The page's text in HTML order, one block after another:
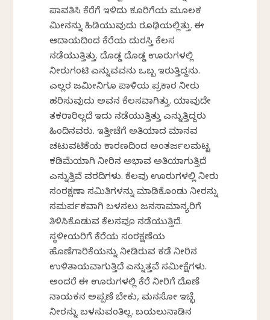
ಪಾವತಿಸಿ ಕೆರೆಗೆ ಇಳಿದು ಕೂರಿಗೆಯ ಮೂಲಕ
ಮೀನನ್ನು ಹಿಡಿಯುವುದು ರೂಢಿಯಲ್ಲಿತ್ತು. ಈ
ಆದಾಯದಿಂದ ಕೆರೆಯ ದುರಸ್ತಿ ಕೆಲಸ
ನಡೆಯುತ್ತಿತ್ತು. ದೊಡ್ಡ ದೊಡ್ಡ ಊರುಗಳಲ್ಲಿ
ನೀರುಗಂಟಿ ಎನ್ನುವವನು ಒಬ್ಬ ಇರುತ್ತಿದ್ದನು.
ಎಲ್ಲರ ಜಮೀನಿಗೂ ಪಾಳಿಯ ಪ್ರಕಾರ ನೀರು
ಹರಿಸುವುದು ಅವನ ಕೆಲಸವಾಗಿತ್ತು. ಯಾವುದೇ
ತಕರಾರಿಲ್ಲದೆ ಇದು ನಡೆಯುತ್ತಿತ್ತು ಎನ್ನುತ್ತಿದ್ದರು
ಹಿಂದಿನವರು. ಇತ್ತೀಚೆಗೆ ಅತಿಯಾದ ಮಾನವ
ಚಟುವಟಿಕೆಯ ಕಾರಣದಿಂದ ಅಂತರ್ಜಲಮಟ್ಟ
ಕಡಿಮೆಯಾಗಿ ನೀರಿನ ಅಭಾವ ಅತಿಯಾಗುತ್ತಿದೆ
ಎನ್ನುತ್ತಿವೆ ವರದಿಗಳು. ಕೆಲವು ಊರುಗಳಲ್ಲಿ ನೀರು
ಸಂರಕ್ಷಣಾ ಸಮಿತಿಗಳನ್ನು ಮಾಡಿಕೊಂಡು ನೀರನ್ನು
ಸಮರ್ಪಕವಾಗಿ ಬಳಸಲು ಜನಸಾಮಾನ್ಯರಿಗೆ
ತಿಳಿಸಿಕೊಡುವ ಕೆಲಸವೂ ನಡೆಯುತ್ತಿದೆ.
ಸ್ಥಳೀಯರಿಗೆ ಕೆರೆಯ ಸಂರಕ್ಷಣೆಯ
ಹೊಣೆಗಾರಿಕೆಯನ್ನು ನೀಡಿರುವ ಕಡೆ ನೀರಿನ
ಉಳಿತಾಯವಾಗುತ್ತಿದೆ ಎನ್ನುತ್ತವೆ ಸಮೀಕ್ಷೆಗಳು.
ಅಂದರೆ ಈ ಊರುಗಳಲ್ಲಿ ಕೆರೆ ನೀರಿಗೆ ದೊಣೆ
ನಾಯಕನ ಅಪ್ಪಣೆ ಬೇಕು, ಮನಸೋ ಇಚ್ಛೆ
ನೀರನ್ನು ಬಳಸುವಂತಿಲ್ಲ. ಬಯಲುನಾಡಿನ